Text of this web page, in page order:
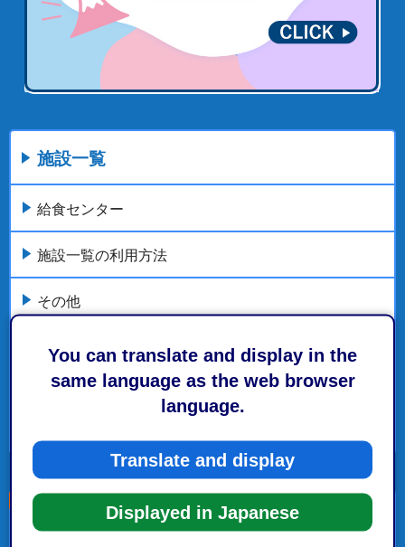
You can translate and display in the
same language as the web browser
language.
Translate and display
Displayed in Japanese
施設一覧
給食センター
施設一覧の利用方法
その他
斎場・霊園
特定優良賃貸住宅
こちらの記事も読まれています。